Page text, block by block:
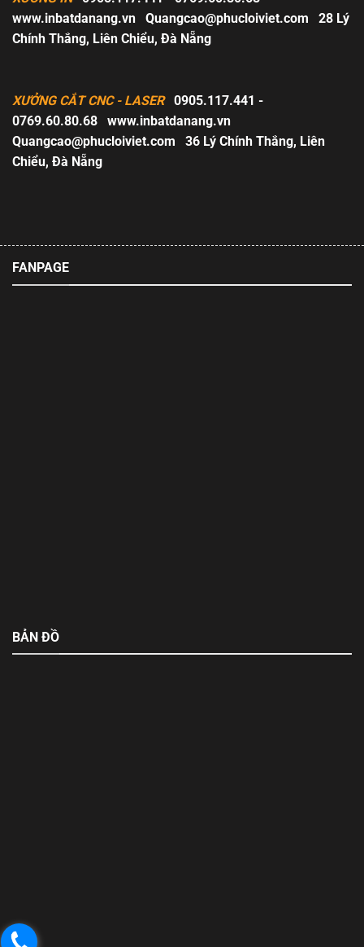
www.inbatdanang.vn
Quangcao@phucloiviet.com
28 Lý
Chính Thắng, Liên Chiểu, Đà Nẵng
XƯỞNG CẮT CNC - LASER
0905.117.441 -
0769.60.80.68
www.inbatdanang.vn
Quangcao@phucloiviet.com
36 Lý Chính Thắng, Liên
Chiểu, Đà Nẵng
FANPAGE
BẢN ĐỒ